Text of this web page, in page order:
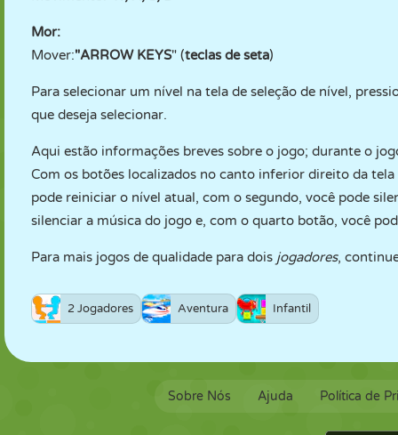
Mor:
Mover:"ARROW KEYS" (teclas de seta)
Para selecionar um nível na tela de seleção de nível,
que deseja selecionar.
Aqui estão informações breves sobre o jogo; durante o
Com os botões localizados no canto inferior direito da
pode reiniciar o nível atual, com o segundo, você pode
silenciar a música do jogo e, com o quarto botão, você
Para mais jogos de qualidade para dois jogadores,
2 Jogadores Aventura Infantil
Sobre Nós Ajuda Política de